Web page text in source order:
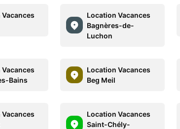
Location Vacances
Bagnères-de-
Luchon
Bains
Location Vacances
Beg Meil
Location Vacances
Saint-Chély-